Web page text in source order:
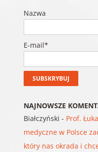
Nazwa
E-mail*
NAJNOWSZE
Białczyński - Prof.
medyczne w Polsce
który nas okrada i